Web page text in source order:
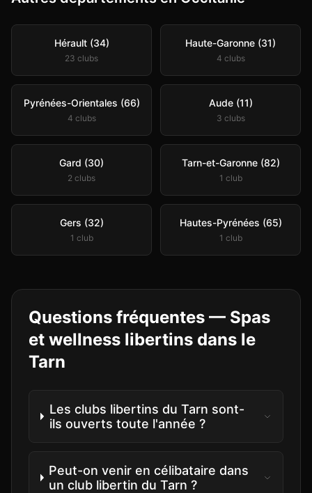
Hérault (34)
23 clubs
Haute-Garonne (31)
4 clubs
Pyrénées-Orientales (66)
4 clubs
Aude (11)
3 clubs
Gard (30)
2 clubs
Tarn-et-Garonne (82)
1 club
Gers (32)
1 club
Hautes-Pyrénées (65)
1 club
Questions fréquentes — Spas
et wellness libertins dans le
Tarn
Les clubs libertins du Tarn sont-
ils ouverts toute l'année ?
Peut-on venir en célibataire dans
un club libertin du Tarn ?